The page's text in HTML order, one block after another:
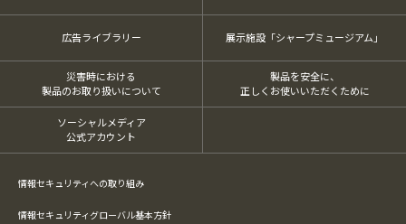
広告ライブラリー 展示施設「シャープミュージアム」
災害時における
製品のお取り扱いについて
製品を安全に、
正しくお使いいただくために
ソーシャルメディア
公式アカウント
情報セキュリティへの取り組み
情報セキュリティグローバル基本方針